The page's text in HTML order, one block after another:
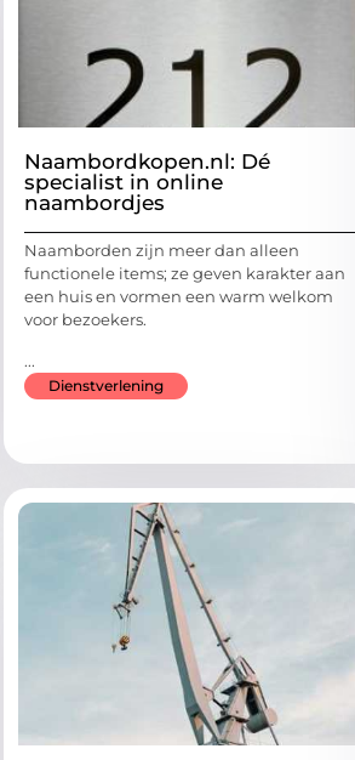
Naambordkopen.nl: Dé
specialist in online
naambordjes
Naamborden zijn meer dan alleen
functionele items; ze geven karakter aan
een huis en vormen een warm welkom
voor bezoekers.
...
Dienstverlening